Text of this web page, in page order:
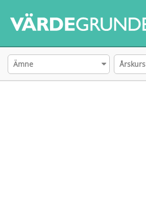
Ämne Årskurs